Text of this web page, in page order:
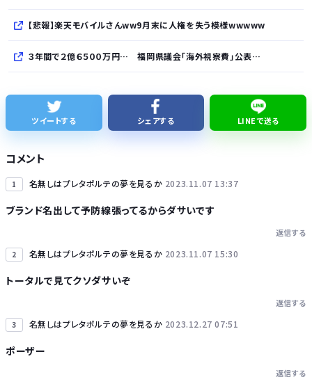
【悲報】楽天モバイルさんww9月末に人権を失う模様wwwww
３年間で２億６５００万円… 福岡県議会「海外視察費」公表…
久しく、ルートインや東横インのような高級ホテルに止まってない。快活で激安パンと納豆を食べてしまう
【細胞】「小胞体」名前を変えるべき？ イメージと異なる姿、「理解に支障」
Powered by livedoor 相互RSS
ツイートする シェアする LINEで送る
コメント
1 名無しはプレタポルテの夢を見るか 2023.11.07 13:37
ブランド名出して予防線張ってるからダサいです
返信する
2 名無しはプレタポルテの夢を見るか 2023.11.07 15:30
トータルで見てクソダサいぞ
返信する
3 名無しはプレタポルテの夢を見るか 2023.12.27 07:51
ポーザー
返信する